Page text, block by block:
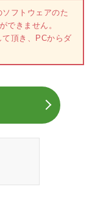
フトウェアのた
できません。
頂き、PCからダ